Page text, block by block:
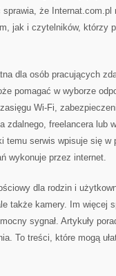
że
jak i czytelników, którzy
dla osób pracujących
pomagać w wyborze
Wi-Fi,
zdalnego, freelancera lub
temu serwis wpisuje się w
wykonuje przez internet.
dla rodzin i
także kamery. Im więcej
sygnał. Artykuły
To treści, które mogą